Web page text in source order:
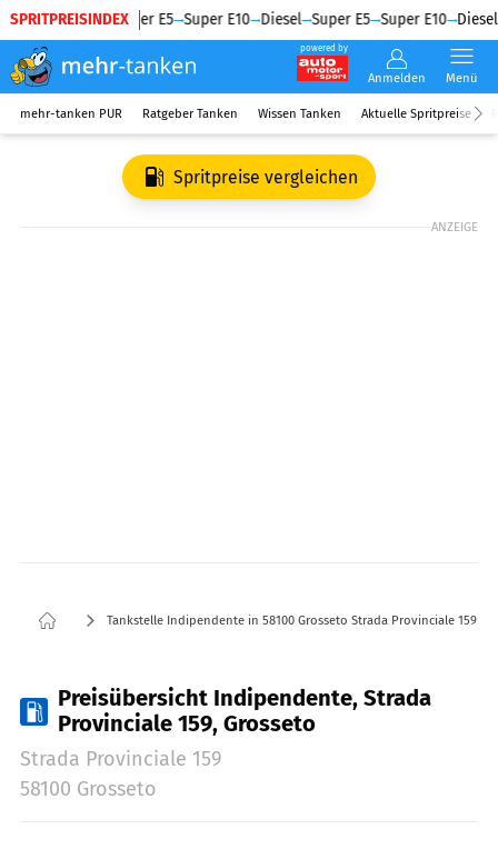
SPRITPREISINDEX
Diesel Super E5 Super E10 Diesel Super E5 Super E10 Diesel
powered by
Anmelden Menü
mehr-tanken PUR Ratgeber Tanken Wissen Tanken Aktuelle Spritpreise
Spritpreise vergleichen
ANZEIGE
Tankstelle Indipendente in 58100 Grosseto Strada Provinciale 159
Preisübersicht Indipendente, Strada
Provinciale 159, Grosseto
Strada Provinciale 159
58100 Grosseto